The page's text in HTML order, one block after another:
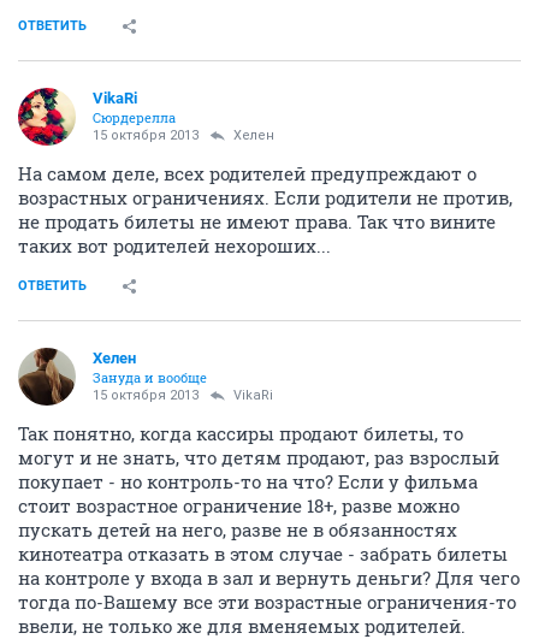
ОТВЕТИТЬ
VikaRi
Сюрдерелла
15 октября 2013 Хелен
На самом деле, всех родителей предупреждают о
возрастных ограничениях. Если родители не против,
не продать билеты не имеют права. Так что вините
таких вот родителей нехороших...
ОТВЕТИТЬ
Хелен
Зануда и вообще
15 октября 2013 VikaRi
Так понятно, когда кассиры продают билеты, то
могут и не знать, что детям продают, раз взрослый
покупает - но контроль-то на что? Если у фильма
стоит возрастное ограничение 18+, разве можно
пускать детей на него, разве не в обязанностях
кинотеатра отказать в этом случае - забрать билеты
на контроле у входа в зал и вернуть деньги? Для чего
тогда по-Вашему все эти возрастные ограничения-то
ввели, не только же для вменяемых родителей.